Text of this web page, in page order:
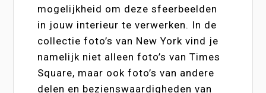
mogelijkheid om deze sfeerbeelden
in jouw interieur te verwerken. In de
collectie foto’s van New York vind je
namelijk niet alleen foto’s van Times
Square, maar ook foto’s van andere
delen en bezienswaardigheden van